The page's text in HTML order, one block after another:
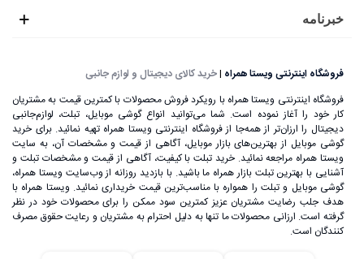
خبرنامه
فروشگاه اینترنتی ویستا همراه |خرید کالای دیجیتال و لوازم جانبی
فروشگاه اینترنتی ویستا همراه با رویکرد فروش محصولات با کمترین قیمت به مشتریان
کار خود را آغاز نموده است. شما می‌توانید انواع گوشی موبایل، تبلت، لوازم‌جانبی
دیجیتال را ارزان‌تر از همه‌جا از فروشگاه اینترنتی ویستا همراه تهیه نمائید. برای خرید
گوشی موبایل از بهترین‌های بازار موبایل، آگاهی از قیمت و مشخصات آن، به ‌سایت
ویستا همراه مراجعه نمائید. خرید تبلت با کیفیت، آگاهی از قیمت و مشخصات تبلت و
آشنایی با بهترین تبلت بازار همراه ما باشید. با بازدید روزانه از وب‌سایت ویستا همراه،
گوشی موبایل و تبلت را همواره با مناسب‌ترین قیمت خریداری نمائید. ویستا همراه با
هدف جلب رضایت مشتریان عزیز کمترین سود ممکن را برای محصولات خود در نظر
گرفته است. ارزانی محصولات ما تنها به دلیل احترام به مشتریان و رعایت حقوق مصرف
کنندگان است.